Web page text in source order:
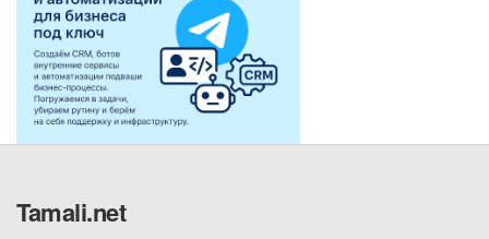
Tamali.net